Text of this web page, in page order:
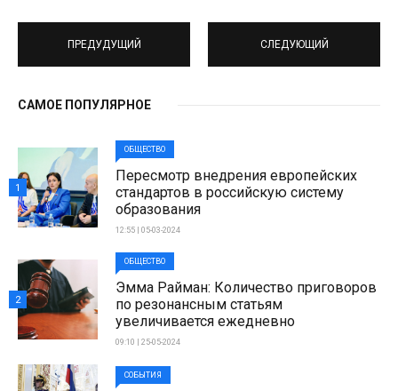
ПРЕДУДУЩИЙ СЛЕДУЮЩИЙ
САМОЕ ПОПУЛЯРНОЕ
ОБЩЕСТВО
Пересмотр внедрения европейских
стандартов в российскую систему
образования
12:55 | 05-03-2024
1
ОБЩЕСТВО
Эмма Райман: Количество приговоров
по резонансным статьям
увеличивается ежедневно
09:10 | 25-05-2024
2
СОБЫТИЯ